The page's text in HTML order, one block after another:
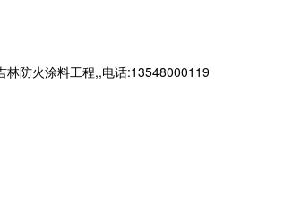
林防火涂料工程,,电话:13548000119